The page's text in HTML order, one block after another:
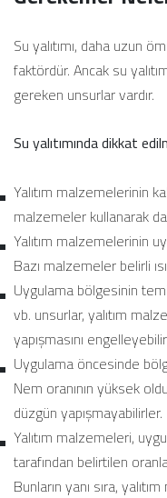
Su yalıtımı, daha uzun
faktördür. Ancak su
gereken unsurlar vardır.
Su yalıtımında dikkat
Yalıtım malzemelerinin
malzemeler kullanarak
Yalıtım malzemelerinin
Bazı malzemeler belirli
Uygulama bölgesinin
vb. unsurlar, yalıtım
yapışmasını
Uygulama öncesinde
Nem oranının yüksek
düzgün yapışmayabilirler.
Yalıtım malzemeleri,
tarafından belirtilen
Bunların yanı sıra,